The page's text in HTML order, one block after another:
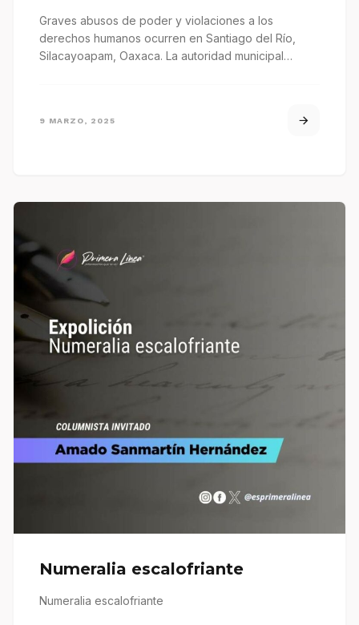
Graves abusos de poder y violaciones a los
derechos humanos ocurren en Santiago del Río,
Silacayoapam, Oaxaca. La autoridad municipal…
9 MARZO, 2025
Numeralia escalofriante
Numeralia escalofriante